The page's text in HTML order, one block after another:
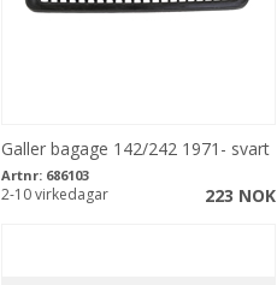
Galler bagage 142/242 1971- svart
Artnr: 686103
223 NOK
2-10 virkedagar